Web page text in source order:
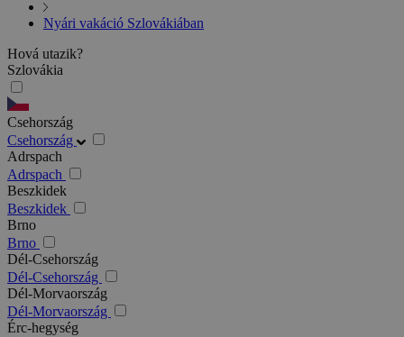
Nyári vakáció Szlovákiában
Hová utazik?
Szlovákia
Csehország
Csehország
Adrspach
Adrspach
Beszkidek
Beszkidek
Brno
Brno
Dél-Csehország
Dél-Csehország
Dél-Morvaország
Dél-Morvaország
Érc-hegység